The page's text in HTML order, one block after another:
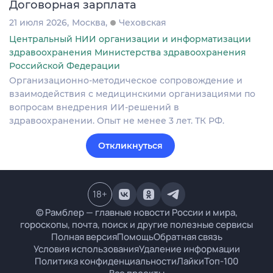
Договорная зарплата
21 июля 2026 Москва
Чеховская
Центральный НИИ организации и информатизации
здравоохранения Министерства здравоохранения
Российской Федерации
Организационно-методическое сопровождение и
взаимодействия с медицинскими организациями по
вопросам внедрения ИИ-решений в
здравоохранении. Опыт не менее 3 лет. ТК РФ.
Откликнуться
© Рамблер — главные новости России и мира,
гороскопы, почта, поиск и другие полезные сервисы
Полная версияПомощьОбратная связь
Условия использованияУдаление информации
Политика конфиденциальностиЛайкиТоп-100
18+